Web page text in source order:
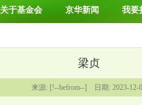
关于基金会 京华新闻 我要
梁贞
来源: [!--befrom--] 日期: 2023-12-